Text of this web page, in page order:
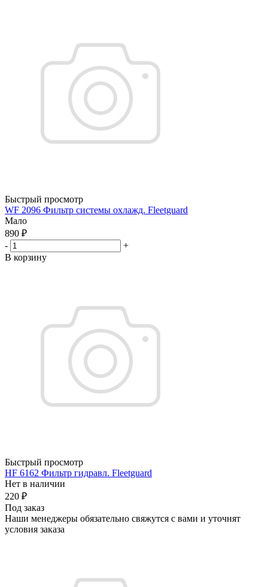
Быстрый просмотр
WF 2096 Фильтр системы охлажд. Fleetguard
Мало
890 ₽
-
+
В корзину
Быстрый просмотр
HF 6162 Фильтр гидравл. Fleetguard
Нет в наличии
220 ₽
Под заказ
Наши менеджеры обязательно свяжутся с вами и уточнят
условия заказа